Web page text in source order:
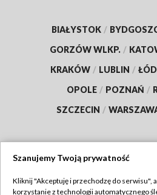
BIAŁYSTOK /
GORZÓW WLKP. /
KRAKÓW / LUBLIN /
OPOLE / POZNAŃ /
SZCZECIN /
Szanujemy Twoją prywatność
Kliknij "Akceptuję i przechodzę do serwisu",
korzystanie z technologii automatycznego